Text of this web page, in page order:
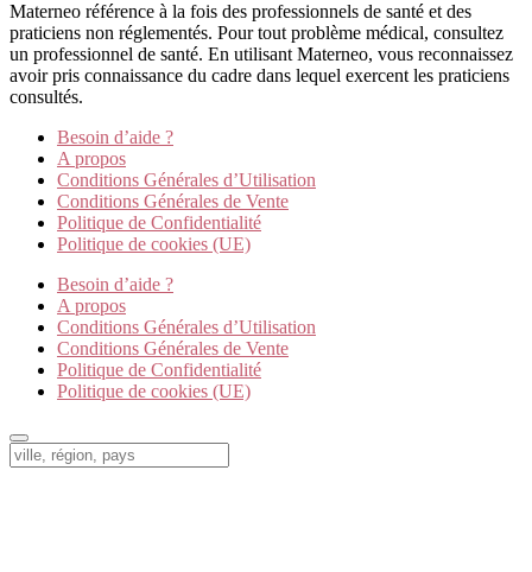
Materneo référence à la fois des professionnels de santé et des
praticiens non réglementés. Pour tout problème médical, consultez
un professionnel de santé. En utilisant Materneo, vous reconnaissez
avoir pris connaissance du cadre dans lequel exercent les praticiens
consultés.
Besoin d’aide ?
A propos
Conditions Générales d’Utilisation
Conditions Générales de Vente
Politique de Confidentialité
Politique de cookies (UE)
Besoin d’aide ?
A propos
Conditions Générales d’Utilisation
Conditions Générales de Vente
Politique de Confidentialité
Politique de cookies (UE)